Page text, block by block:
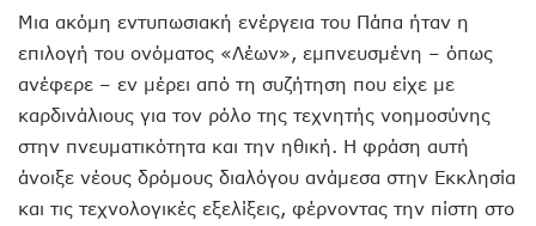
Μια ακόμη εντυπωσιακή ενέργεια του Πάπα ήταν η
επιλογή του ονόματος «Λέων», εμπνευσμένη – όπως
ανέφερε – εν μέρει από τη συζήτηση που είχε με
καρδινάλιους για τον ρόλο της τεχνητής νοημοσύνης
στην πνευματικότητα και την ηθική. Η φράση αυτή
άνοιξε νέους δρόμους διαλόγου ανάμεσα στην Εκκλησία
και τις τεχνολογικές εξελίξεις, φέρνοντας την πίστη στο